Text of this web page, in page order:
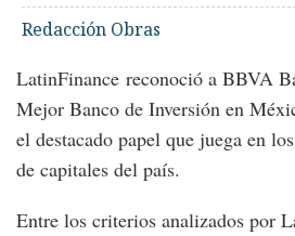
Redacción Obras
LatinFinance reconoció a BBVA
Mejor Banco de Inversión en
el destacado papel que juega en
de capitales del país.
Entre los criterios analizados por